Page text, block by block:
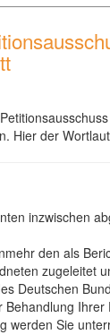
Hier der
inzwischen
den als
zugeleitet
Deutschen
Behandlung Ihrer
werden Sie